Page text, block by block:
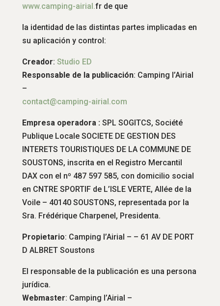
www.camping-airial.fr de que
la identidad de las distintas partes implicadas en
su aplicación y control:
Creador: Studio ED
Responsable de la publicación: Camping l’Airial
–
contact@camping-airial.com
Empresa operadora : SPL SOGITCS, Société
Publique Locale SOCIETE DE GESTION DES
INTERETS TOURISTIQUES DE LA COMMUNE DE
SOUSTONS, inscrita en el Registro Mercantil
DAX con el nº 487 597 585, con domicilio social
en CNTRE SPORTIF de L’ISLE VERTE, Allée de la
Voile – 40140 SOUSTONS, representada por la
Sra. Frédérique Charpenel, Presidenta.
Propietario: Camping l’Airial – – 61 AV DE PORT
D ALBRET Soustons
El responsable de la publicación es una persona
jurídica.
Webmaster: Camping l’Airial –